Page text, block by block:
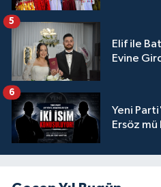
Elif ile
Evine
5
Yeni
Ersöz mü
6